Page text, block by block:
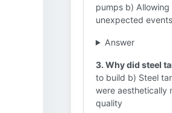
pumps b)
unexpected
Answer
3. Why did steel
to build b) Steel
were aesthetically
quality